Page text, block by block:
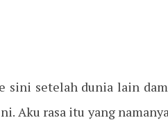
sini setelah dunia lain
Aku rasa itu yang